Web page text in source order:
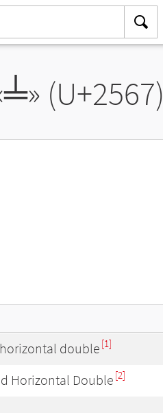
╧» (U+2567)
double [1]
Horizontal Double [2]